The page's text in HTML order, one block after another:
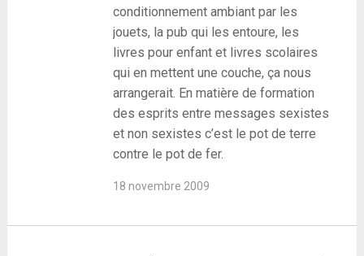
conditionnement ambiant par les
jouets, la pub qui les entoure, les
livres pour enfant et livres scolaires
qui en mettent une couche, ça nous
arrangerait. En matière de formation
des esprits entre messages sexistes
et non sexistes c’est le pot de terre
contre le pot de fer.
18 novembre 2009